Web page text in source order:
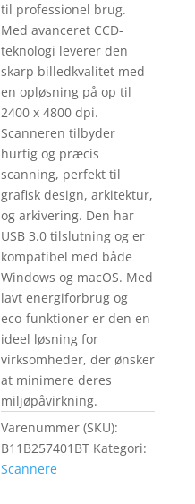
til professionel brug.
Med avanceret CCD-
teknologi leverer den
skarp billedkvalitet med
en opløsning på op til
2400 x 4800 dpi.
Scanneren tilbyder
hurtig og præcis
scanning, perfekt til
grafisk design, arkitektur,
og arkivering. Den har
USB 3.0 tilslutning og er
kompatibel med både
Windows og macOS. Med
lavt energiforbrug og
eco-funktioner er den en
ideel løsning for
virksomheder, der ønsker
at minimere deres
miljøpåvirkning.
Varenummer (SKU):
B11B257401BT Kategori:
Scannere